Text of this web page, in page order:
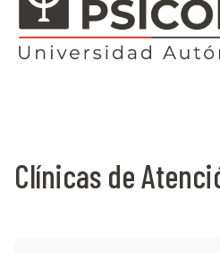
Clínicas de